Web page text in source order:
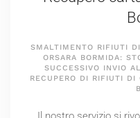
SMALTIMENTO RIFIUTI
ORSARA BORMIDA:
SUCCESSIVO INVIO
RECUPERO DI RIFIUTI DI